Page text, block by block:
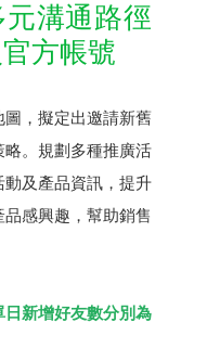
溝通路徑
方帳號
，擬定出邀請新舊
。規劃多種推廣活
及產品資訊，提升
感興趣，幫助銷售
新增好友數分別為